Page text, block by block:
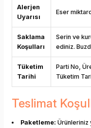
Alerjen
Uyarısı
Eser
Saklama
Koşulları
Serin ve
ediniz.
Tüketim
Tarihi
Parti No,
Tüketim
Teslimat
Paketleme: Ürünleriniz